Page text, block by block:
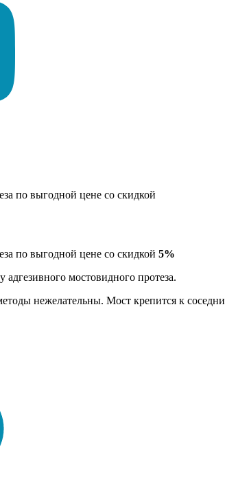
по выгодной цене со скидкой
по выгодной цене со скидкой 5%
мостовидного протеза.
нежелательны. Мост крепится к